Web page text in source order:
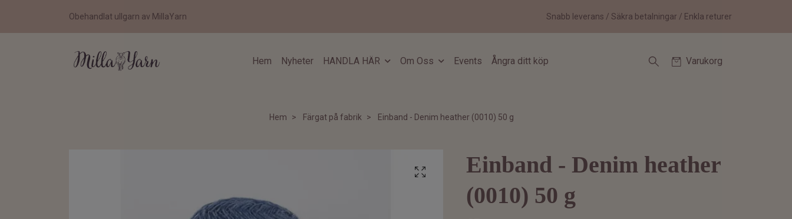
Obehandlat ullgarn av MillaYarn Snabb leverans / Säkra betalningar / Enkla returer
Hem Nyheter HANDLA HÄR Om Oss Events Ångra ditt köp Varukorg
Hem Färgat på fabrik Einband - Denim heather (0010) 50 g
Einband - Denim heather
(0010) 50 g